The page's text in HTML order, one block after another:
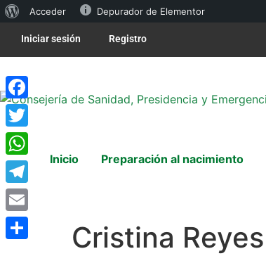
Acceder Depurador de Elementor
Iniciar sesión Registro
Inicio Preparación al nacimiento
Cristina Reyes
Facebook
Twitter
WhatsApp
Telegram
Email